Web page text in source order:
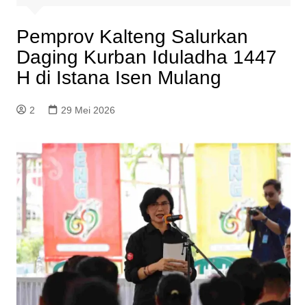
Pemprov Kalteng Salurkan
Daging Kurban Iduladha 1447
H di Istana Isen Mulang
2 29 Mei 2026